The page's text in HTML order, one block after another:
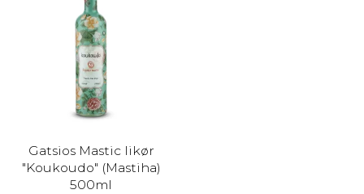
Gatsios Mastic likør
"Koukoudo" (Mastiha)
500ml